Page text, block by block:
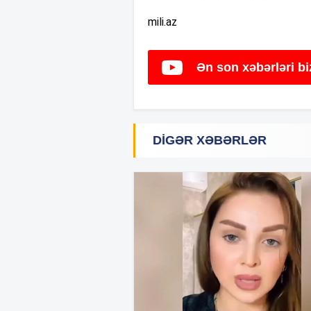
mili.az
Ən son xəbərləri
DIGƏR XƏBƏRLƏR